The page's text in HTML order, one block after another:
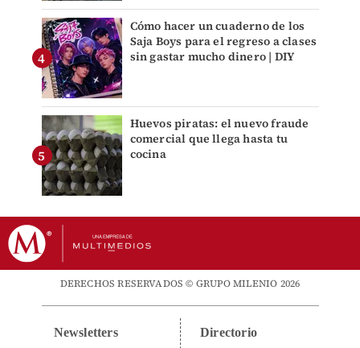
Cómo hacer un cuaderno de los
Saja Boys para el regreso a clases
sin gastar mucho dinero | DIY
Huevos piratas: el nuevo fraude
comercial que llega hasta tu
cocina
DERECHOS RESERVADOS © GRUPO MILENIO 2026
Newsletters Directorio